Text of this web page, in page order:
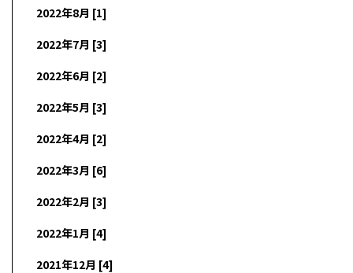
2022年8月 [1]
2022年7月 [3]
2022年6月 [2]
2022年5月 [3]
2022年4月 [2]
2022年3月 [6]
2022年2月 [3]
2022年1月 [4]
2021年12月 [4]